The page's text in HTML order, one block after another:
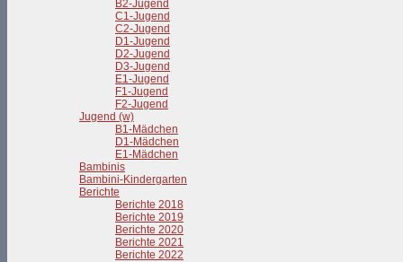
B2-Jugend
C1-Jugend
C2-Jugend
D1-Jugend
D2-Jugend
D3-Jugend
E1-Jugend
F1-Jugend
F2-Jugend
Jugend (w)
B1-Mädchen
D1-Mädchen
E1-Mädchen
Bambinis
Bambini-Kindergarten
Berichte
Berichte 2018
Berichte 2019
Berichte 2020
Berichte 2021
Berichte 2022